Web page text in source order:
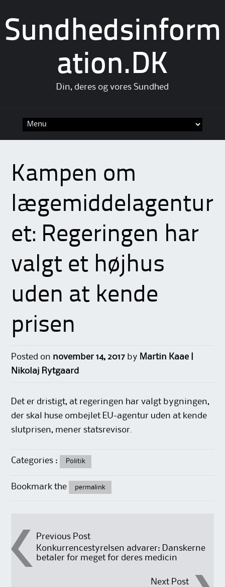
Sundhedsinform
ation.DK
Din, deres og vores Sundhed
Kampen om
lægemiddelagentur
et: Regeringen har
valgt et højhus
uden at kende
prisen
Posted on november 14, 2017 by Martin Kaae |
Nikolaj Rytgaard
Det er dristigt, at regeringen har valgt bygningen,
der skal huse ombejlet EU-agentur uden at kende
slutprisen, mener statsrevisor.
Categories : Politik
Bookmark the permalink
Post
navigation
Previous Post
Konkurrencestyrelsen advarer: Danskerne
betaler for meget for deres medicin
Next Post